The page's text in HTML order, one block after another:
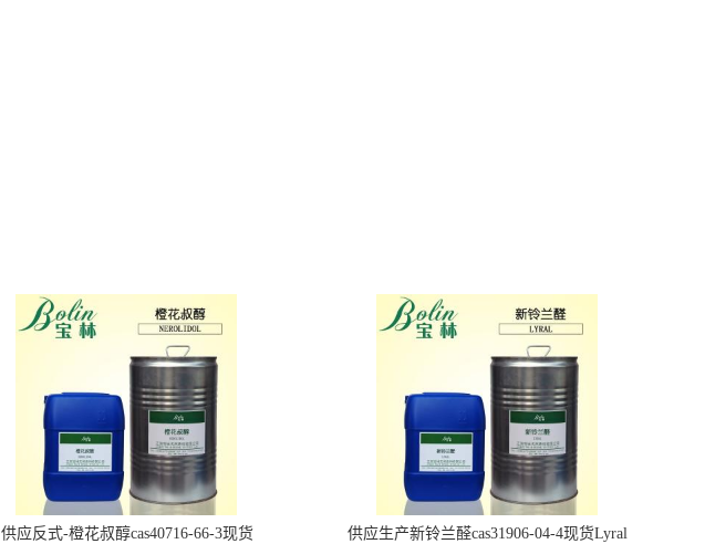
供应反式-橙花叔醇cas40716-66-3现货 供应生产新铃兰醛cas31906-04-4现货Lyral